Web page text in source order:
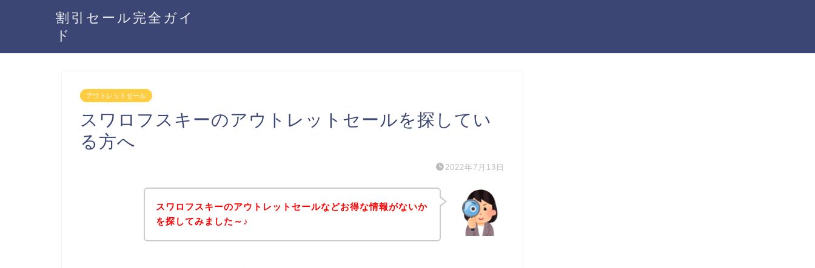
割引セール完全ガイ
ド
アウトレットセール
スワロフスキーのアウトレットセールを探してい
る方へ
2022年7月13日
スワロフスキーのアウトレットセールなどお得な情報がないか
を探してみました～♪